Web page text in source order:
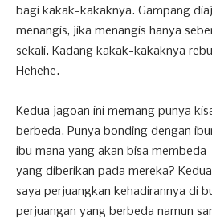
bagi kakak-kakaknya. Gampang
menangis, jika menangis hanya
sekali. Kadang kakak-kakaknya
Hehehe.
Kedua jagoan ini memang punya
berbeda. Punya bonding dengan
ibu mana yang akan bisa
yang diberikan pada mereka?
saya perjuangkan kehadirannya di
perjuangan yang berbeda namun